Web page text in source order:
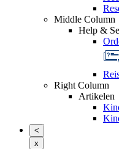
Middle Column
Help &
Right Column
Artikelen
<
x